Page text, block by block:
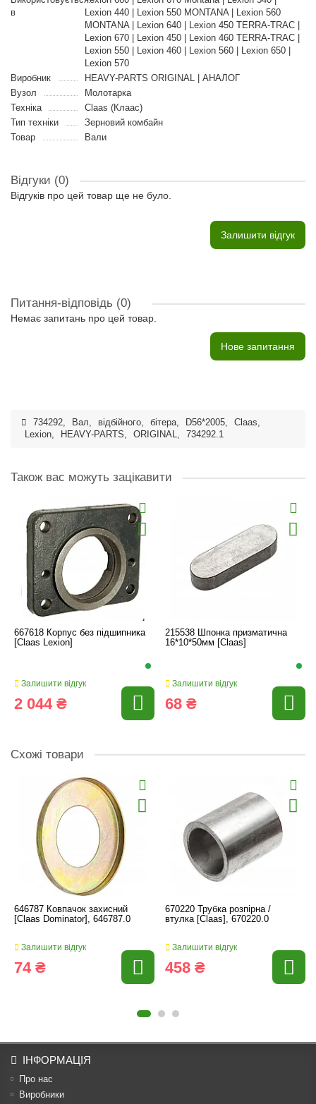
в
Lexion 440 | Lexion 550 MONTANA | Lexion 560
MONTANA | Lexion 640 | Lexion 450 TERRA-TRAC |
Lexion 670 | Lexion 450 | Lexion 460 TERRA-TRAC |
Lexion 550 | Lexion 460 | Lexion 560 | Lexion 650 |
Lexion 570
Виробник
HEAVY-PARTS ORIGINAL | АНАЛОГ
Вузол
Молотарка
Техніка
Claas (Клаас)
Тип техніки
Зерновий комбайн
Товар
Вали
Відгуки (0)
Відгуків про цей товар ще не було.
Залишити відгук
Питання-відповідь (0)
Немає запитань про цей товар.
Нове запитання
734292, Вал, відбійного, бітера, D56*2005, Claas,
Lexion, HEAVY-PARTS, ORIGINAL, 734292.1
Також вас можуть зацікавити
667618 Корпус без підшипника
[Claas Lexion]
Залишити відгук
2 044 ₴
215538 Шпонка призматична
16*10*50мм [Claas]
Залишити відгук
68 ₴
Схожі товари
646787 Ковпачок захисний
[Claas Dominator], 646787.0
Залишити відгук
74 ₴
670220 Трубка розпірна /
втулка [Claas], 670220.0
Залишити відгук
458 ₴
ІНФОРМАЦІЯ
Про нас
Виробники